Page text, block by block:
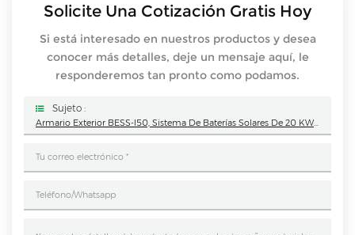
Solicite Una Cotización Gratis Hoy
Si está interesado en nuestros productos y desea
conocer más detalles, deje un mensaje aquí, le
responderemos tan pronto como podamos.
Sujeto :
Armario Exterior BESS-I50, Sistema De Baterías Solares De 20 KW A 50 KW + 50 KWh, Almacenamiento De Energía Todo En Uno Para Uso Comercial E Industrial.